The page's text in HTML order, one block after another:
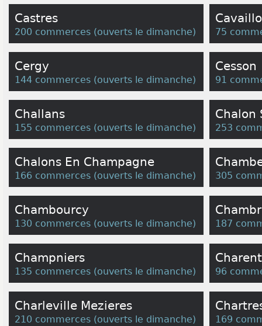
Castres
200 commerces (ouverts le dimanche) 75
Cergy
144 commerces (ouverts le dimanche)
Cesson
91
Challans
155 commerces (ouverts le dimanche)
Chalon
253
Chalons En Champagne
166 commerces (ouverts le dimanche) 305
Chambourcy
130 commerces (ouverts le dimanche) 187
Champniers
135 commerces (ouverts le dimanche) 96
Charleville Mezieres
210 commerces (ouverts le dimanche) 169